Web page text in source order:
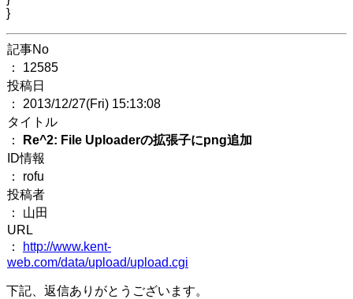
}
記事No
： 12585
投稿日
： 2013/12/27(Fri) 15:13:08
タイトル
：
Re^2: File Uploaderの拡張子にpng追加
ID情報
： rofu
投稿者
： 山田
URL
：
http://www.kent-
web.com/data/upload/upload.cgi
下記、返信ありがとうございます。